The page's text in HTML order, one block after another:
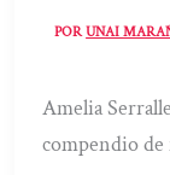
PORUNAI
Amelia
compendio